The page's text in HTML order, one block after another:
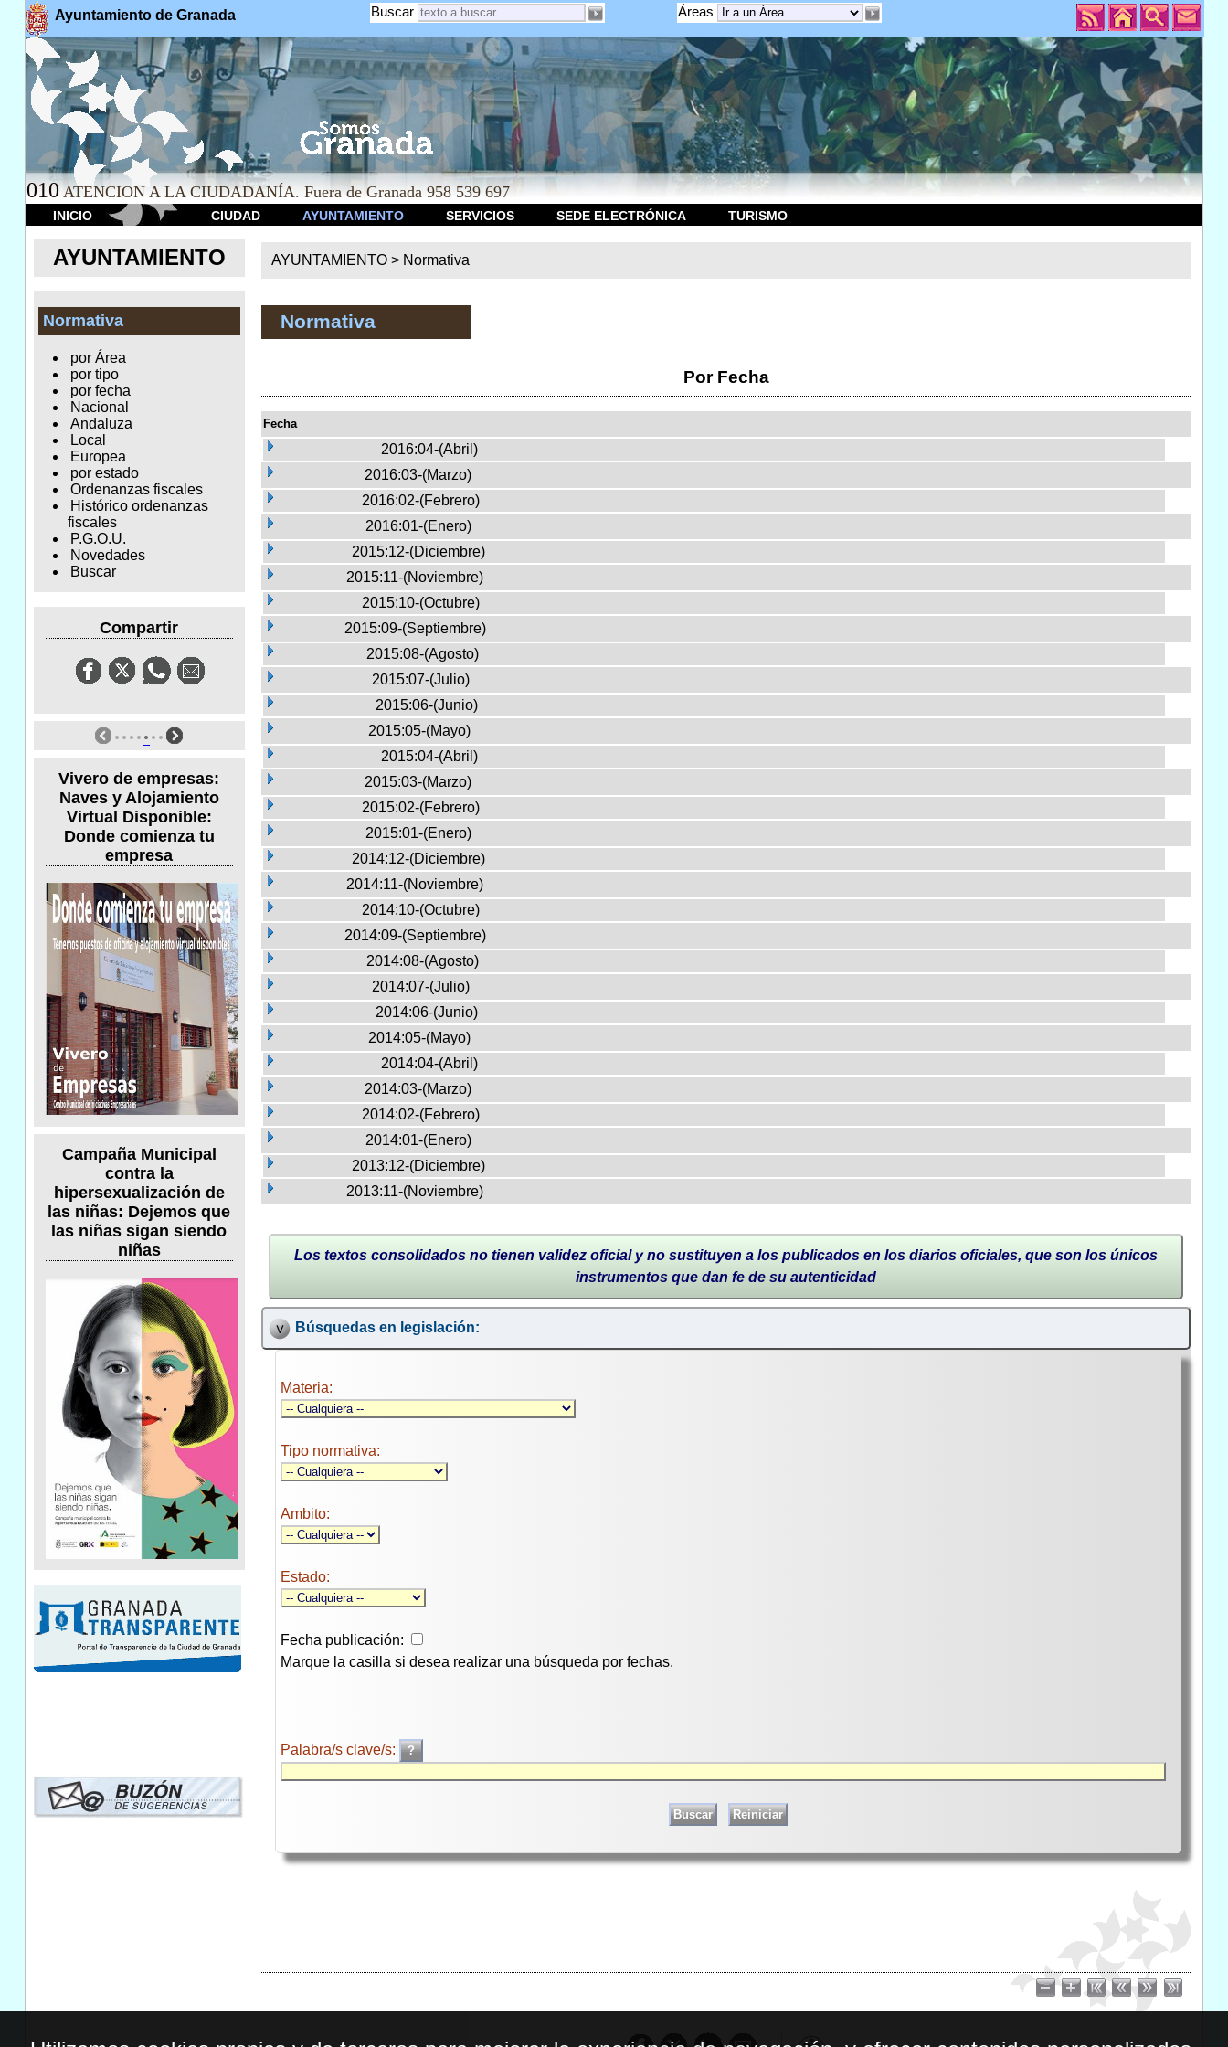
Ayuntamiento de Granada Áreas
Buscar
010 ATENCION A LA CIUDADANÍA. Fuera de Granada 958 539 697
INICIO CIUDAD AYUNTAMIENTO SERVICIOS SEDE ELECTRÓNICA TURISMO
AYUNTAMIENTO
Normativa
por Área
por tipo
por fecha
Nacional
Andaluza
Local
Europea
por estado
Ordenanzas fiscales
Histórico ordenanzas
fiscales
P.G.O.U.
Novedades
Buscar
Compartir
Vivero de empresas:
Naves y Alojamiento
Virtual Disponible:
Donde comienza tu
empresa
Campaña Municipal
contra la
hipersexualización de
las niñas: Dejemos que
las niñas sigan siendo
niñas
AYUNTAMIENTO > Normativa
Normativa
Por Fecha
Fecha
2016:04-(Abril)
2016:03-(Marzo)
2016:02-(Febrero)
2016:01-(Enero)
2015:12-(Diciembre)
2015:11-(Noviembre)
2015:10-(Octubre)
2015:09-(Septiembre)
2015:08-(Agosto)
2015:07-(Julio)
2015:06-(Junio)
2015:05-(Mayo)
2015:04-(Abril)
2015:03-(Marzo)
2015:02-(Febrero)
2015:01-(Enero)
2014:12-(Diciembre)
2014:11-(Noviembre)
2014:10-(Octubre)
2014:09-(Septiembre)
2014:08-(Agosto)
2014:07-(Julio)
2014:06-(Junio)
2014:05-(Mayo)
2014:04-(Abril)
2014:03-(Marzo)
2014:02-(Febrero)
2014:01-(Enero)
2013:12-(Diciembre)
2013:11-(Noviembre)
Los textos consolidados no tienen validez oficial y no sustituyen a los publicados en los diarios oficiales, que son los únicos
instrumentos que dan fe de su autenticidad
Búsquedas en legislación:
Materia:
Tipo normativa:
Ambito:
Estado:
Fecha publicación:
Marque la casilla si desea realizar una búsqueda por fechas.
Palabra/s clave/s: